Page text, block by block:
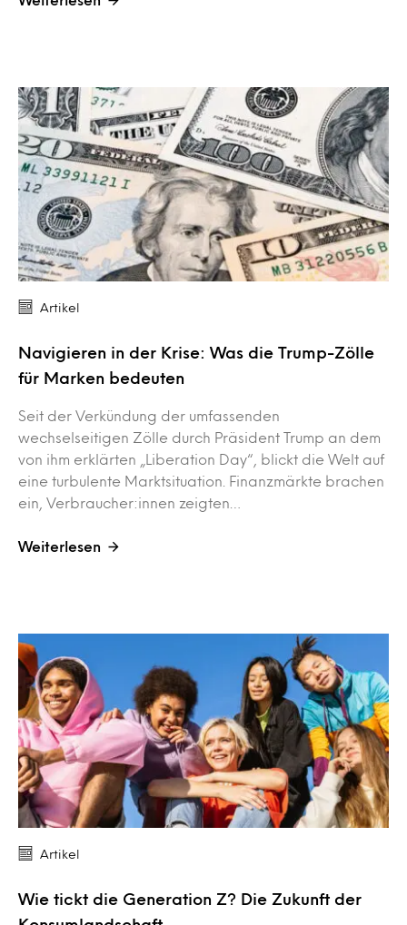
Artikel
Navigieren in der Krise: Was die Trump-Zölle
für Marken bedeuten
Seit der Verkündung der umfassenden
wechselseitigen Zölle durch Präsident Trump an dem
von ihm erklärten „Liberation Day“, blickt die Welt auf
eine turbulente Marktsituation. Finanzmärkte brachen
ein, Verbraucher:innen zeigten…
Weiterlesen
Artikel
Wie tickt die Generation Z? Die Zukunft der